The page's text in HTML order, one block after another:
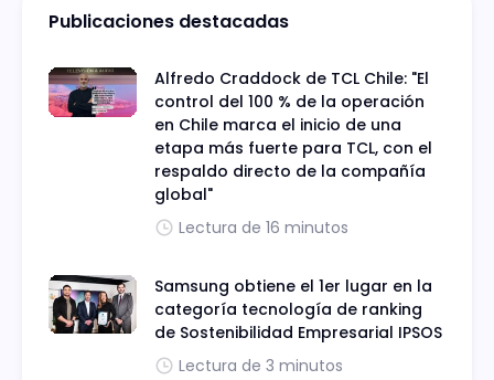
Publicaciones destacadas
Alfredo Craddock de TCL Chile: "El
control del 100 % de la operación
en Chile marca el inicio de una
etapa más fuerte para TCL, con el
respaldo directo de la compañía
global"
Lectura de 16 minutos
Samsung obtiene el 1er lugar en la
categoría tecnología de ranking
de Sostenibilidad Empresarial IPSOS
Lectura de 3 minutos